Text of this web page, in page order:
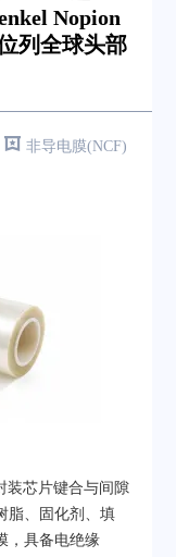
Nopion
列全球头部
非导电膜(NCF)
装芯片键合与间隙
脂、固化剂、填
，具备电绝缘